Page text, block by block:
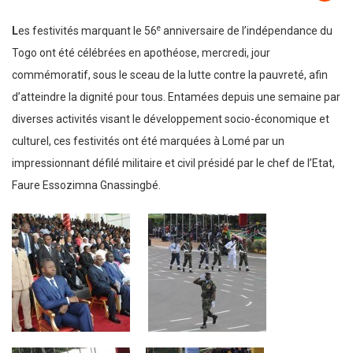
Les festivités marquant le 56e anniversaire de l’indépendance du
Togo ont été célébrées en apothéose, mercredi, jour
commémoratif, sous le sceau de la lutte contre la pauvreté, afin
d’atteindre la dignité pour tous. Entamées depuis une semaine par
diverses activités visant le développement socio-économique et
culturel, ces festivités ont été marquées à Lomé par un
impressionnant défilé militaire et civil présidé par le chef de l’Etat,
Faure Essozimna Gnassingbé.